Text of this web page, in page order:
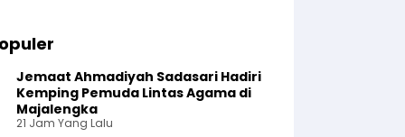
Jemaat Ahmadiyah Sadasari Hadiri
Kemping Pemuda Lintas Agama di
Majalengka
21 Jam Yang Lalu